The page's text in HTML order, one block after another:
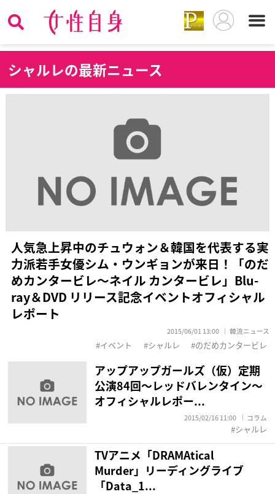
シャルレの最新ニュース
人気急上昇中のチュウォン＆韓国を代表する実
力派若手女優シム・ウンギョンが来日！「のだ
めカンタービレ～ネイル カンタービレ」Blu-
ray＆DVD リリース記念イベントオフィシャル
レポート
2015/06/01 13:00 韓流ニュース
イベント シャルレ のだめカンタービレ
アップアップガールズ（仮）定期
公演84回～レッドバレンタイン～
オフィシャルレポー...
2015/02/16 11:00 コラム
シャルレ
TVアニメ「DRAMAtical
Murder」リーディングライブ
「Data_1...